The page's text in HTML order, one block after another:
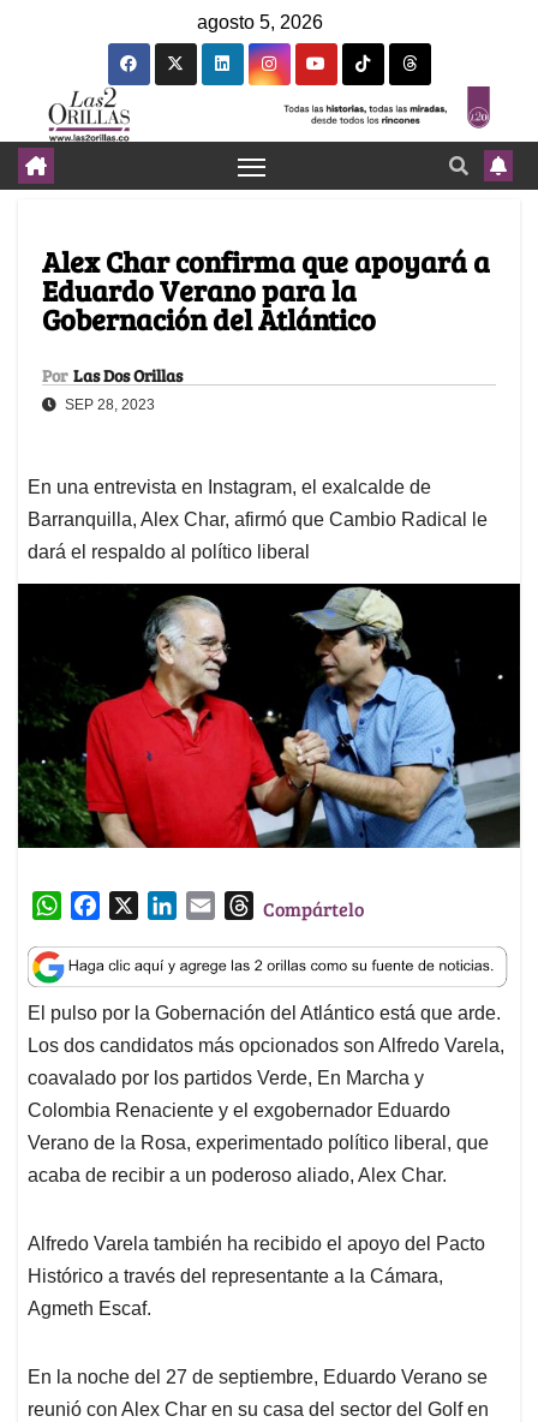
agosto 5, 2026
Alex Char confirma que apoyará a
Eduardo Verano para la
Gobernación del Atlántico
Por Las Dos Orillas
SEP 28, 2023
En una entrevista en Instagram, el exalcalde de
Barranquilla, Alex Char, afirmó que Cambio Radical le
dará el respaldo al político liberal
W
a
t
s
A
p
p
c
e
b
o
o
k
n
k
e
d
I
n
a
i
l
T
r
e
a
d
s
Compártelo
El pulso por la Gobernación del Atlántico está que arde.
Los dos candidatos más opcionados son Alfredo Varela,
coavalado por los partidos Verde, En Marcha y
Colombia Renaciente y el exgobernador Eduardo
Verano de la Rosa, experimentado político liberal, que
acaba de recibir a un poderoso aliado, Alex Char.
Alfredo Varela también ha recibido el apoyo del Pacto
Histórico a través del representante a la Cámara,
Agmeth Escaf.
En la noche del 27 de septiembre, Eduardo Verano se
reunió con Alex Char en su casa del sector del Golf en